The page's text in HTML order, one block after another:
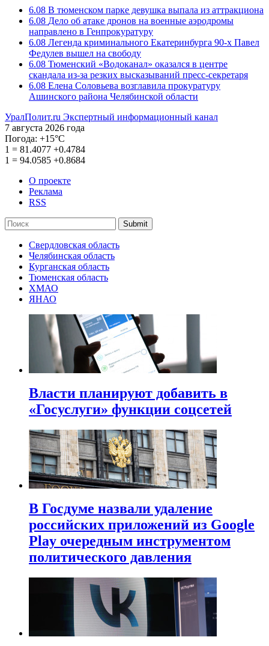
6.08 В тюменском парке девушка выпала из аттракциона
6.08 Дело об атаке дронов на военные аэродромы
направлено в Генпрокуратуру
6.08 Легенда криминального Екатеринбурга 90-х Павел
Федулев вышел на свободу
6.08 Тюменский «Водоканал» оказался в центре
скандала из-за резких высказываний пресс-секретаря
6.08 Елена Соловьева возглавила прокуратуру
Ашинского района Челябинской области
УралПолит.ru Экспертный информационный канал
7 августа 2026 года
Погода: +15°С
1 = 81.4077 +0.4784
1 = 94.0585 +0.8684
О проекте
Реклама
RSS
Submit
Свердловская область
Челябинская область
Курганская область
Тюменская область
ХМАО
ЯНАО
Власти планируют добавить в
«Госуслуги» функции соцсетей
В Госдуме назвали удаление
российских приложений из Google
Play очередным инструментом
политического давления